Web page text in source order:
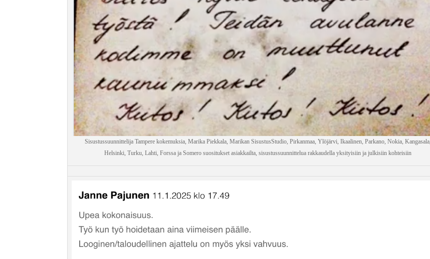
Sisustussuunnittelija Tampere kokemuksia, Marika Piekkala, Marikan SisustusStudio, Pirkanmaa, Ylöjärvi, Ikaalinen, Parkano, Nokia, Kangasala,
Helsinki, Turku, Lahti, Forssa ja Somero suositukset asiakkailta, sisustussuunnittelua rakkaudella yksityisiin ja julkisiin kohteisiin